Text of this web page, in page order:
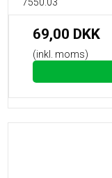
7550.03
69,00 DKK
(inkl. moms)